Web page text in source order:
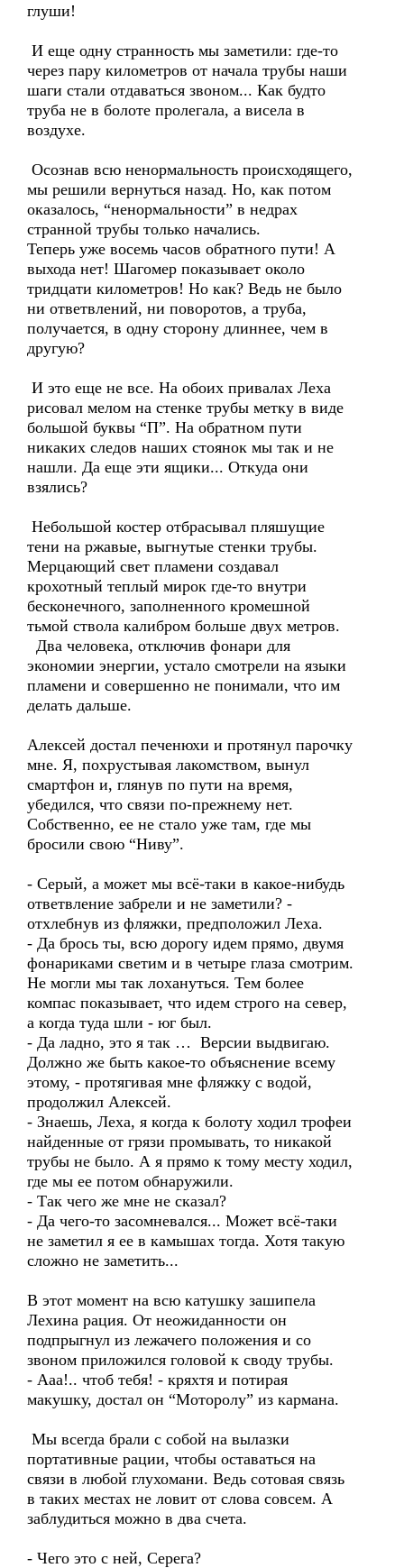
глуши!
И еще одну странность мы заметили: где-то
через пару километров от начала трубы наши
шаги стали отдаваться звоном... Как будто
труба не в болоте пролегала, а висела в
воздухе.
Осознав всю ненормальность происходящего,
мы решили вернуться назад. Но, как потом
оказалось, “ненормальности” в недрах
странной трубы только начались.
Теперь уже восемь часов обратного пути! А
выхода нет! Шагомер показывает около
тридцати километров! Но как? Ведь не было
ни ответвлений, ни поворотов, а труба,
получается, в одну сторону длиннее, чем в
другую?
И это еще не все. На обоих привалах Леха
рисовал мелом на стенке трубы метку в виде
большой буквы “П”. На обратном пути
никаких следов наших стоянок мы так и не
нашли. Да еще эти ящики... Откуда они
взялись?
Небольшой костер отбрасывал пляшущие
тени на ржавые, выгнутые стенки трубы.
Мерцающий свет пламени создавал
крохотный теплый мирок где-то внутри
бесконечного, заполненного кромешной
тьмой ствола калибром больше двух метров.
Два человека, отключив фонари для
экономии энергии, устало смотрели на языки
пламени и совершенно не понимали, что им
делать дальше.
Алексей достал печенюхи и протянул парочку
мне. Я, похрустывая лакомством, вынул
смартфон и, глянув по пути на время,
убедился, что связи по-прежнему нет.
Собственно, ее не стало уже там, где мы
бросили свою “Ниву”.
- Серый, а может мы всё-таки в какое-нибудь
ответвление забрели и не заметили? -
отхлебнув из фляжки, предположил Леха.
- Да брось ты, всю дорогу идем прямо, двумя
фонариками светим и в четыре глаза смотрим.
Не могли мы так лохануться. Тем более
компас показывает, что идем строго на север,
а когда туда шли - юг был.
- Да ладно, это я так … Версии выдвигаю.
Должно же быть какое-то объяснение всему
этому, - протягивая мне фляжку с водой,
продолжил Алексей.
- Знаешь, Леха, я когда к болоту ходил трофеи
найденные от грязи промывать, то никакой
трубы не было. А я прямо к тому месту ходил,
где мы ее потом обнаружили.
- Так чего же мне не сказал?
- Да чего-то засомневался... Может всё-таки
не заметил я ее в камышах тогда. Хотя такую
сложно не заметить...
В этот момент на всю катушку зашипела
Лехина рация. От неожиданности он
подпрыгнул из лежачего положения и со
звоном приложился головой к своду трубы.
- Ааа!.. чтоб тебя! - кряхтя и потирая
макушку, достал он “Моторолу” из кармана.
Мы всегда брали с собой на вылазки
портативные рации, чтобы оставаться на
связи в любой глухомани. Ведь сотовая связь
в таких местах не ловит от слова совсем. А
заблудиться можно в два счета.
- Чего это с ней, Серега?